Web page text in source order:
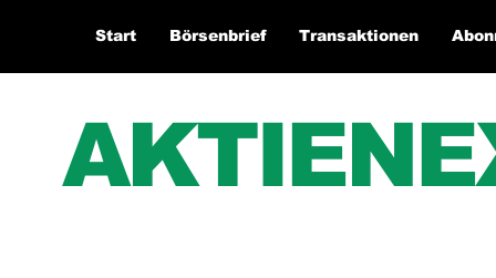
Start Börsenbrief Transaktionen